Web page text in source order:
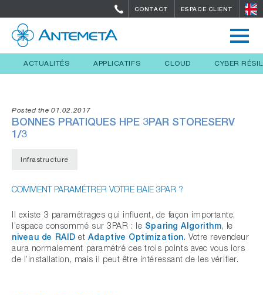
CONTACT ESPACE CLIENT
ACTUALITÉS APPLICATIFS CLOUD CYBER
Posted the 01.02.2017
BONNES PRATIQUES HPE 3PAR STORESERV
1/3
Infrastructure
COMMENT PARAMÉTRER VOTRE BAIE 3PAR ?
Il existe 3 paramétrages qui influent, de façon importante,
l’espace consommé sur 3PAR : le Sparing Algorithm, le
niveau de RAID etAdaptive Optimization. Votre revendeur
aura normalement paramétré ces trois points avec vous lors
de l’installation, mais il peut être intéressant de les vérifier.